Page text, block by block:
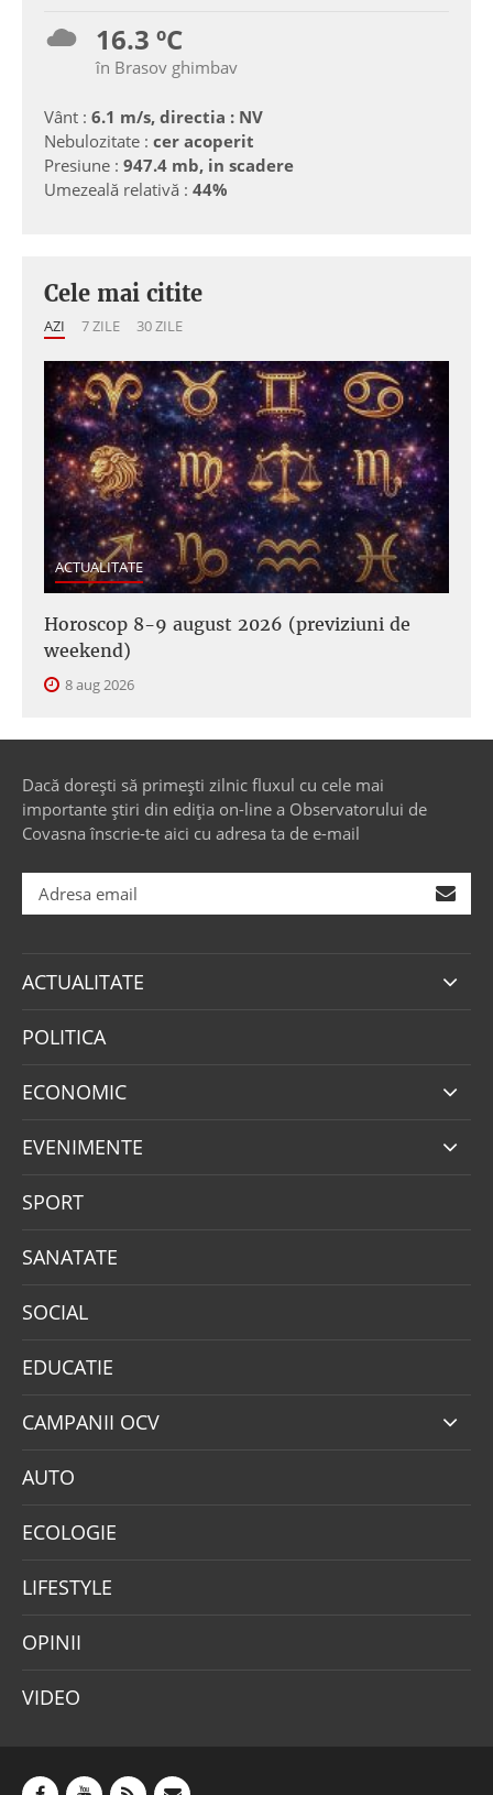
16.3 ºC
în Brasov ghimbav
Vânt : 6.1 m/s, directia : NV
Nebulozitate : cer acoperit
Presiune : 947.4 mb, in scadere
Umezeală relativă : 44%
Cele mai citite
AZI 7 ZILE 30 ZILE
ACTUALITATE
Horoscop 8-9 august 2026 (previziuni de
weekend)
8 aug 2026
Dacă dorești să primești zilnic fluxul cu cele mai
importante știri din ediția on-line a Observatorului de
Covasna înscrie-te aici cu adresa ta de e-mail
ACTUALITATE
POLITICA
ECONOMIC
EVENIMENTE
SPORT
SANATATE
SOCIAL
EDUCATIE
CAMPANII OCV
AUTO
ECOLOGIE
LIFESTYLE
OPINII
VIDEO